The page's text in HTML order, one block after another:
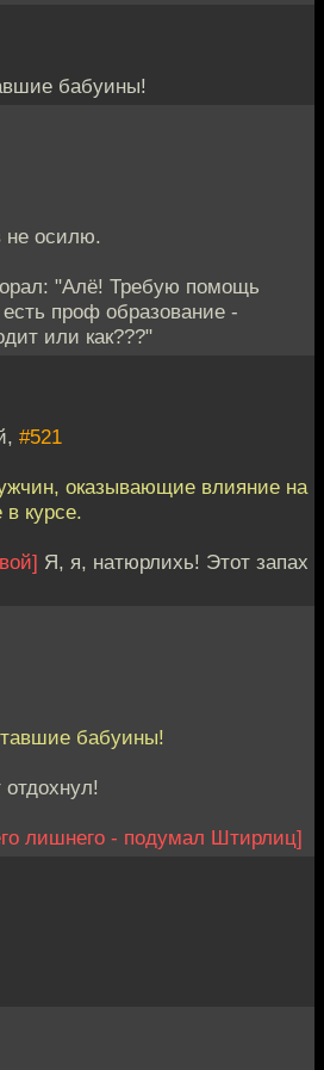
бабуины!
не осилю.
"Алё! Требую помощь
проф образование -
или как???"
#521
оказывающие влияние на
курсе.
Я, я, натюрлихь! Этот запах
бабуины!
лишнего - подумал Штирлиц]